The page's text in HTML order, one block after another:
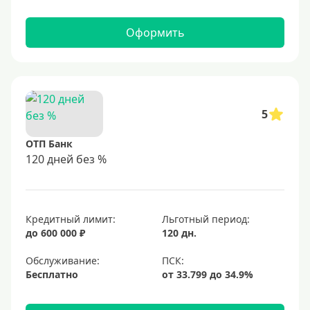
Оформить
5
ОТП Банк
120 дней без %
Кредитный лимит:
до 600 000 ₽
Льготный период:
120 дн.
Обслуживание:
Бесплатно